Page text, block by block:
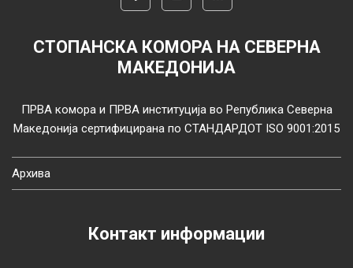
СТОПАНСКА КОМОРА НА СЕВЕРНА
МАКЕДОНИЈА
ПРВА комора и ПРВА институција во Република Северна
Македонија сертифицирана по СТАНДАРДОТ ISO 9001:2015
Архива
Контакт информации